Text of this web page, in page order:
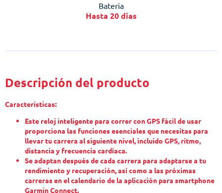
Bateria
Hasta 20 dias
Descripción del producto
Caracteristicas:
Este reloj inteligente para correr con GPS fácil de usar
proporciona las funciones esenciales que necesitas para
llevar tu carrera al siguiente nivel, incluido GPS, ritmo,
distancia y frecuencia cardíaca.
Se adaptan después de cada carrera para adaptarse a tu
rendimiento y recuperación, así como a las próximas
carreras en el calendario de la aplicación para smartphone
Garmin Connect.